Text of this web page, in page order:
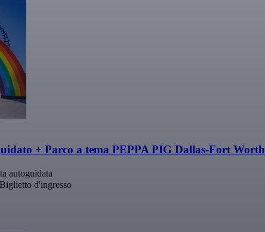
+ Parco a tema PEPPA PIG Dallas-Fort Worth
autoguidata
d'ingresso